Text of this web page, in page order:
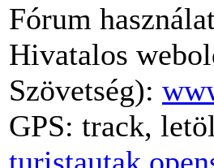
Fórum
Hivatalos
Szövetség):
GPS: track,